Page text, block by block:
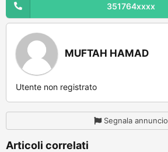
351764xxxx
MUFTAH HAMAD
Utente non registrato
Segnala annuncio
Articoli correlati